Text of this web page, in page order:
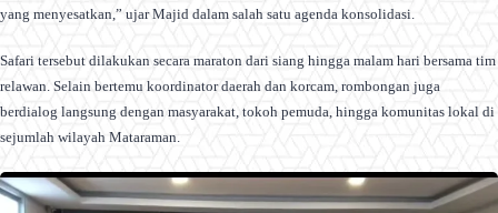
yang menyesatkan,” ujar Majid dalam salah satu agenda konsolidasi.
Safari tersebut dilakukan secara maraton dari siang hingga malam hari bersama tim
relawan. Selain bertemu koordinator daerah dan korcam, rombongan juga
berdialog langsung dengan masyarakat, tokoh pemuda, hingga komunitas lokal di
sejumlah wilayah Mataraman.